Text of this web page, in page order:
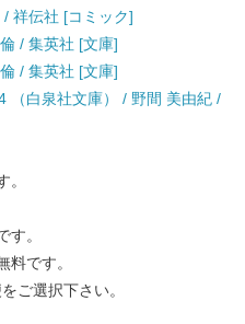
祥伝社 [コミック]
/ 集英社 [文庫]
/ 集英社 [文庫]
（白泉社文庫） / 野間 美由紀 /
す。
です。
ご選択下さい。